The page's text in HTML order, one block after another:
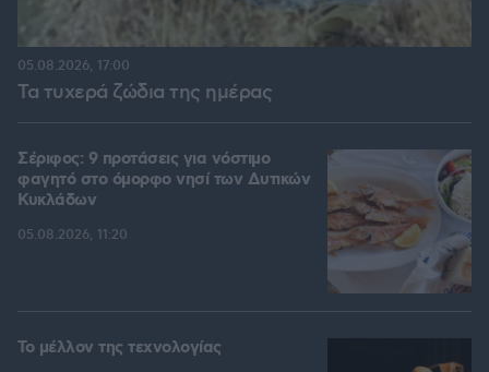
Τα τυχερά ζώδια της ημέρας
05.08.2026, 17:00
Σέριφος: 9 προτάσεις για νόστιμο
φαγητό στο όμορφο νησί των Δυτικών
Κυκλάδων
05.08.2026, 11:20
Το μέλλον της τεχνολογίας